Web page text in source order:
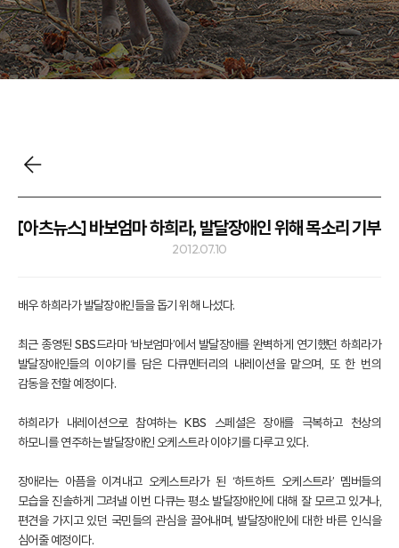
언론보도
[아츠뉴스] 바보엄마 하희라, 발달장애인 위해 목소리 기부
2012.07.10
배우 하희라가 발달장애인들을 돕기 위해 나섰다.
최근 종영된 SBS드라마 ‘바보엄마’에서 발달장애를 완벽하게 연기했던 하희라가
발달장애인들의 이야기를 담은 다큐멘터리의 내레이션을 맡으며, 또 한 번의
감동을 전할 예정이다.
하희라가 내레이션으로 참여하는 KBS 스페셜은 장애를 극복하고 천상의
하모니를 연주하는 발달장애인 오케스트라 이야기를 다루고 있다.
장애라는 아픔을 이겨내고 오케스트라가 된 ‘하트하트 오케스트라’ 멤버들의
모습을 진솔하게 그려낼 이번 다큐는 평소 발달장애인에 대해 잘 모르고 있거나,
편견을 가지고 있던 국민들의 관심을 끌어내며, 발달장애인에 대한 바른 인식을
심어줄 예정이다.